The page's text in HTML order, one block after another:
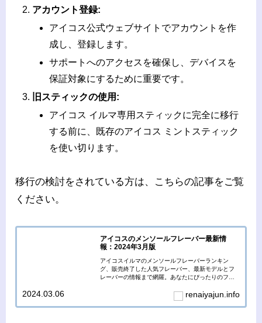
アカウント登録:
アイコス公式ウェブサイトでアカウントを作
成し、登録します。
サポートへのアクセスを確保し、デバイスを
保証対象にするために重要です。
旧スティックの使用:
アイコス イルマ専用スティックに完全に移行
する前に、既存のアイコス ミントスティック
を使い切ります。
移行の検討をされている方は、こちらの記事をご覧
ください。
アイコスのメンソールフレーバー最新情
報：2024年3月版
アイコスイルマのメンソールフレーバーランキン
グ、販売終了した人気フレーバー、最新モデルとフ
レーバーの情報まで網羅。あなたにぴったりのフレ
renaiyajun.info
2024.03.06